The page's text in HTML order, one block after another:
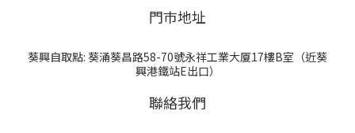
門巿地址
葵興自取點: 葵涌葵昌路58-70號永祥工業大厦17樓B室（近葵
興港鐵站E出口）
聯絡我們